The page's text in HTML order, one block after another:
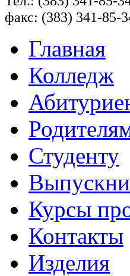
факс: (383) 341-85-
Главная
Колледж
Студенту
Курсы
Контакты
Изделия